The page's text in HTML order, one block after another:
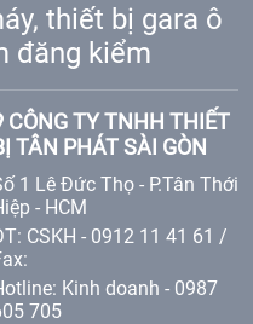
thiết bị gara ô
đăng kiểm
CÔNG TY TNHH THIẾT
TÂN PHÁT SÀI GÒN
1 Lê Đức Thọ - P.Tân Thới
- HCM
CSKH - 0912 11 41 61 /
Kinh doanh - 0987
705